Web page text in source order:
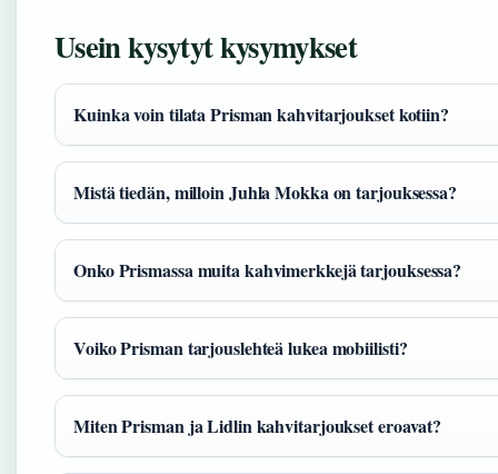
Usein kysytyt kysymykset
Kuinka voin tilata Prisman kahvitarjoukset kotiin?
Mistä tiedän, milloin Juhla Mokka on tarjouksessa?
Onko Prismassa muita kahvimerkkejä tarjouksessa?
Voiko Prisman tarjouslehteä lukea mobiilisti?
Miten Prisman ja Lidlin kahvitarjoukset eroavat?